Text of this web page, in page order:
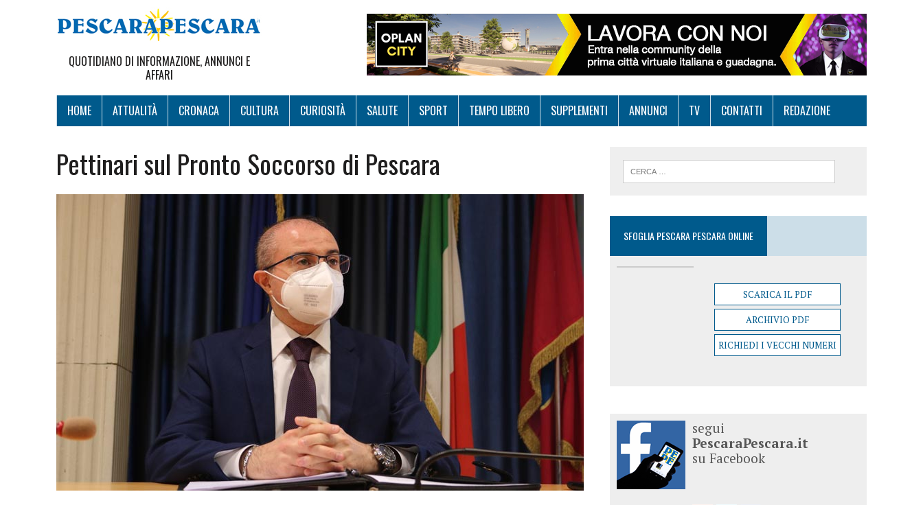
QUOTIDIANO DI INFORMAZIONE, ANNUNCI E
AFFARI
HOME ATTUALITÀ CRONACA CULTURA CURIOSITÀ SALUTE SPORT TEMPO LIBERO SUPPLEMENTI ANNUNCI TV CONTATTI REDAZIONE
Pettinari sul Pronto Soccorso di Pescara
SFOGLIA PESCARA PESCARA ONLINE
SCARICA IL PDF
ARCHIVIO PDF
RICHIEDI I VECCHI NUMERI
segui
PescaraPescara.it
su Facebook